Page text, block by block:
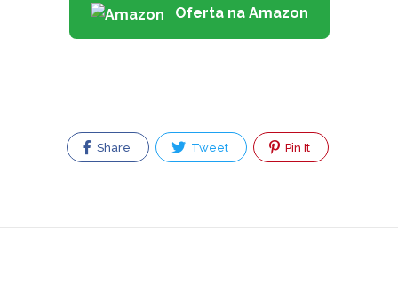
Oferta na Amazon
Share Tweet Pin It